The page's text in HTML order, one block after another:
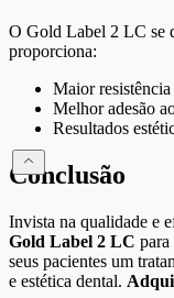
O Gold Label 2 LC se
proporciona:
Maior resistência
Melhor adesão
Resultados
Conclusão
Invista na qualidade e
Gold Label 2 LC para
seus pacientes um
e estética dental.